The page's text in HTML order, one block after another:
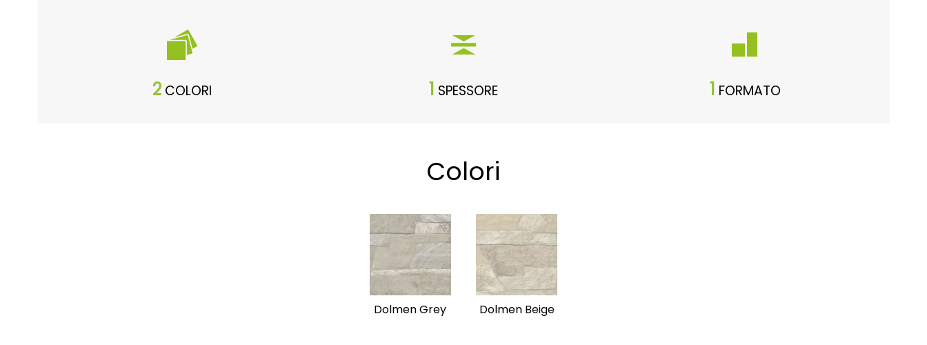
2COLORI 1 SPESSORE 1 FORMATO
Colori
Dolmen Grey Dolmen Beige